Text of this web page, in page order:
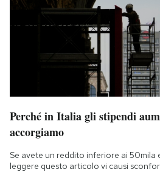
Perché in Italia gli stipendi
accorgiamo
Se avete un reddito inferiore ai 50mila
leggere questo articolo vi causi